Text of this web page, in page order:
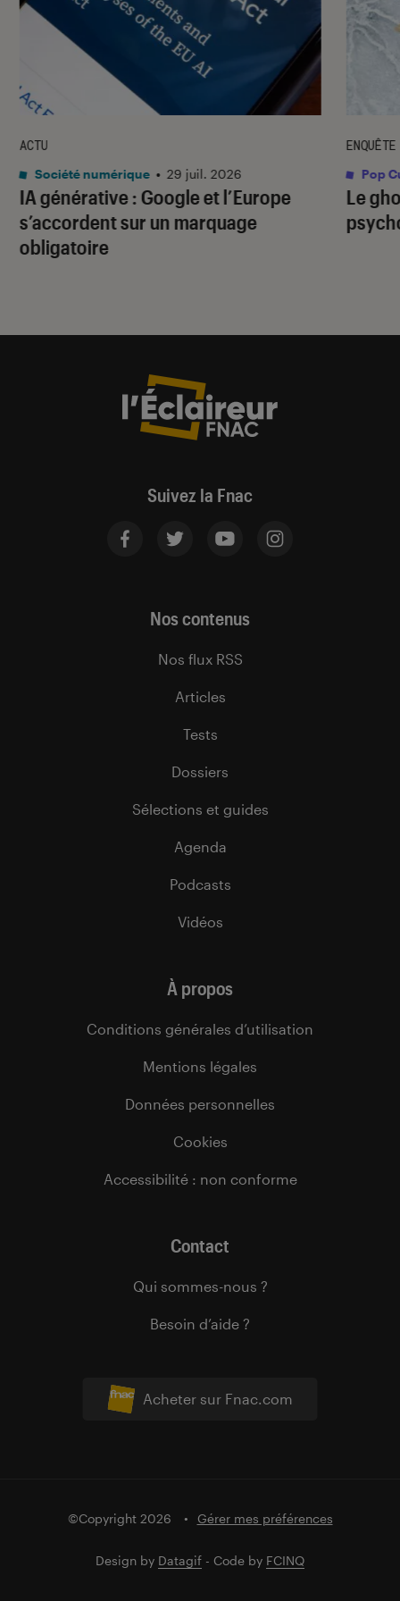
IA générative : Google et l’Europe
s’accordent sur un marquage
obligatoire
ACTU
Société numérique • 29 juil. 2026
Le
ENQUÊTE
Pop
Suivez la Fnac
Acheter sur Fnac.com
Nos contenus
Nos flux RSS
Articles
Tests
Dossiers
Sélections et guides
Agenda
Podcasts
Vidéos
À propos
Conditions générales d’utilisation
Mentions légales
Données personnelles
Cookies
Accessibilité : non conforme
Contact
Qui sommes-nous ?
Besoin d’aide ?
©Copyright 2026 Gérer mes préférences
Design by Datagif - Code by FCINQ